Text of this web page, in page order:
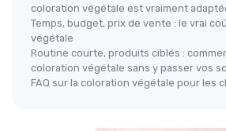
coloration végétale est vraiment
Temps, budget, prix de vente : le vrai
végétale
Routine courte, produits ciblés :
coloration végétale sans y passer vos
FAQ sur la coloration végétale pour les